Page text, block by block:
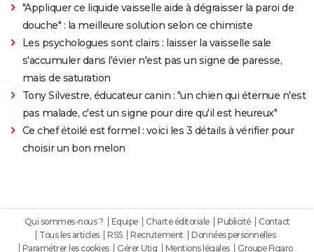
"Appliquer ce liquide vaisselle aide à dégraisser la paroi de
douche" : la meilleure solution selon ce chimiste
Les psychologues sont clairs : laisser la vaisselle sale
s'accumuler dans l'évier n'est pas un signe de paresse,
mais de saturation
Tony Silvestre, éducateur canin : "un chien qui éternue n'est
pas malade, c'est un signe pour dire qu'il est heureux"
Ce chef étoilé est formel : voici les 3 détails à vérifier pour
choisir un bon melon
Qui sommes-nous ? Equipe Charte éditoriale Publicité
Contact
Tous les articles
RSS Recrutement
Données personnelles
Paramétrer les cookies
Gérer Utiq Mentions légales Groupe Figaro